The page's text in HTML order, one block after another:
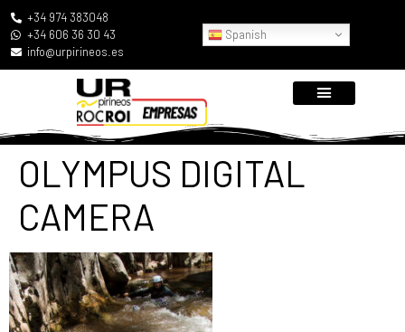
+34 974 383048
+34 606 36 30 43
info@urpirineos.es
Spanish
OLYMPUS DIGITAL
CAMERA